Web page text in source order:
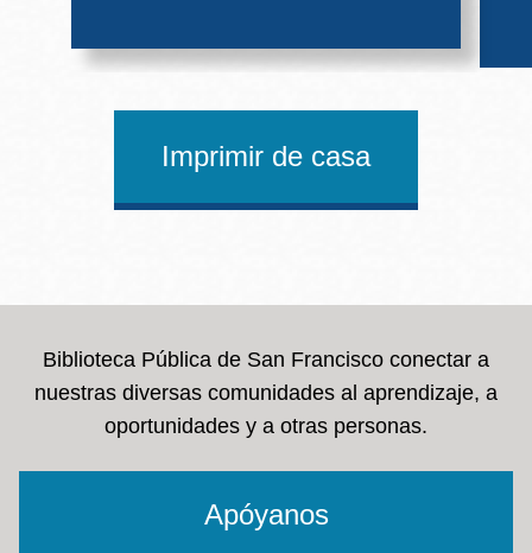
Imprimir de casa
Biblioteca Pública de San Francisco conectar a
nuestras diversas comunidades al aprendizaje, a
oportunidades y a otras personas.
Apóyanos